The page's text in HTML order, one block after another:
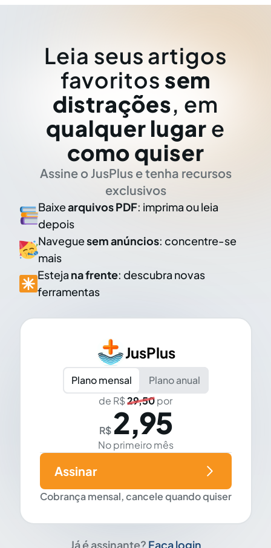
Leia seus artigos
favoritos sem
distrações, em
qualquer lugar e
como quiser
Assine o JusPlus e tenha recursos
exclusivos
Baixearquivos PDF: imprima ou leia
depois
Naveguesem anúncios: concentre-se
mais
Esteja na frente: descubra novas
ferramentas
JusPlus
Plano mensal
Plano anual
de R$29,50por
R$ 2,95
No primeiro mês
Cobrança mensal, cancele quando quiser
Assinar
Já é assinante? Faça login